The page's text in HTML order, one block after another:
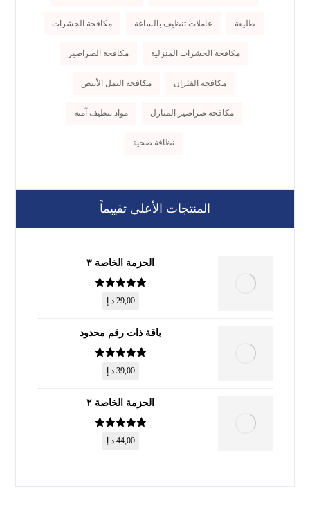
طليعة عاملات تنظيف بالساعة مكافحة الحشرات
مكافحة الحشرات المنزلية مكافحة الصراصير
مكافحة الفئران مكافحة النمل الأبيض
مكافحة صراصير المنازل مواد تنظيف آمنة
نظافة صحية
المنتجات الأعلى تقييماً
الحزمة الخاصة ٣
تم التقييم
من 5
29,00 د.إ
باقة ذات رقم محدود
تم التقييم
من 5
39,00 د.إ
الحزمة الخاصة ٢
تم التقييم
من 5
44,00 د.إ